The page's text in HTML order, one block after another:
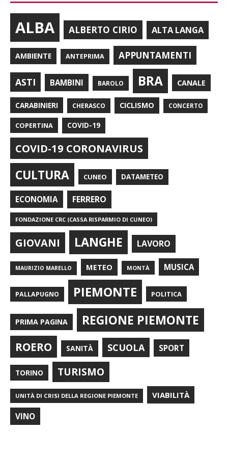
ALBA ALBERTO CIRIO ALTA LANGA
AMBIENTE ANTEPRIMA APPUNTAMENTI
ASTI BAMBINI BAROLO BRA CANALE
CARABINIERI CHERASCO CICLISMO CONCERTO
COPERTINA COVID-19
COVID-19 CORONAVIRUS
CULTURA CUNEO DATAMETEO
ECONOMIA FERRERO
FONDAZIONE CRC (CASSA RISPARMIO DI CUNEO)
GIOVANI LANGHE LAVORO
MAURIZIO MARELLO METEO MONTÀ MUSICA
PALLAPUGNO PIEMONTE POLITICA
PRIMA PAGINA REGIONE PIEMONTE
ROERO SANITÀ SCUOLA SPORT
TORINO TURISMO
UNITÀ DI CRISI DELLA REGIONE PIEMONTE VIABILITÀ
VINO